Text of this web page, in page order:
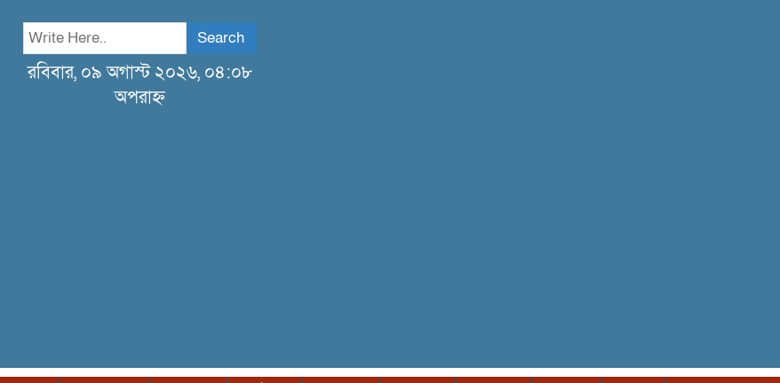
Search
রবিবার, ০৯ অগাস্ট ২০২৬, ০৪:০৮
অপরাহ্ন